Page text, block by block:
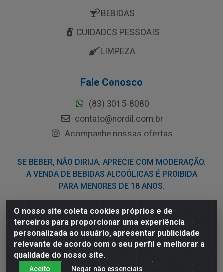
O nosso site coleta cookies próprios e de
terceiros para proporcionar uma experiência
personalizada ao usuário, apresentar publicidade
relevante de acordo com o seu perfil e melhorar a
qualidade do nosso site.
Aceito Negar não essenciais
BEBIDAS
CUIDADOS PESSOAIS
LIMPEZA
Fale Conosco
(83) 3015-8080
contato@nordil.com.br
Acompanhe nossas ofertas
SE BEBER, NÃO DIRIJA. APRECIE COM MODERAÇÃO.
A VENDA DE BEBIDAS ALCOÓLICAS É PROIBIDA
PARA MENORES DE 18 ANOS.
Nordil Distribuidora - Avenida Liberdade, 2738, Bloco F -
Sesi - Bayeux/PB - CEP 58.111-400 - CNPJ
03.775.813/0001-41